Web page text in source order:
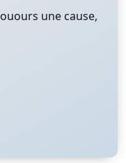
une cause,